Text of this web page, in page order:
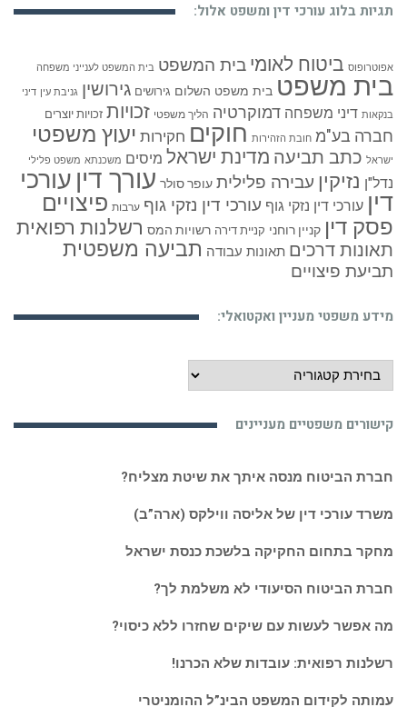
תגיות בלוג עורכי דין ומשפט אלול:
אפוטרופוס ביטוח לאומי בית המשפט בית המשפט לענייני משפחה
בית משפט בית משפט השלום גירושים גירושין גניבת עין דיני
בנקאות דיני משפחה דמוקרטיה הליך משפטי זכויות זכויות יוצרים
חברה בע"מ חובת הזהירות חוקים חקירות יעוץ משפטי
ישראל כתב תביעה מדינת ישראל מיסים משכנתא משפט פלילי
נדל"ן נזיקין עבירה פלילית עופר סולר עורך דין עורכי
דין עורכי דין נזקי גוף עורכי דין נזקי גוף ערבות פיצויים
פסק דין קניין רוחני קניית דירה רשויות המס רשלנות רפואית
תאונות דרכים תאונות עבודה תביעה משפטית
תביעת פיצויים
מידע משפטי מעניין ואקטואלי:
מידע
משפטי
ואקטואלי:
קישורים משפטיים מעניינים
חברת הביטוח מנסה איתך את שיטת מצליח?
משרד עורכי דין של אליסה ווילקס (ארה”ב)
מחקר בתחום החקיקה בלשכת כנסת ישראל
חברת הביטוח הסיעודי לא משלמת לך?
מה אפשר לעשות עם שיקים שחזרו ללא כיסוי?
רשלנות רפואית: עובדות שלא הכרנו!
עמותה לקידום המשפט הבינ”ל ההומניטרי